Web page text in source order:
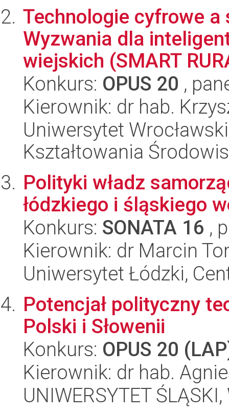
Technologie cyfrowe
Wyzwania dla
wiejskich (SMART
Konkurs: OPUS 20 ,
Kierownik: dr hab.
Uniwersytet
Kształtowania
Polityki władz
łódzkiego i śląskiego
Konkurs: SONATA 16 ,
Kierownik: dr Marcin
Uniwersytet Łódzki,
Potencjał polityczny
Polski i Słowenii
Konkurs: OPUS 20
Kierownik: dr hab.
UNIWERSYTET